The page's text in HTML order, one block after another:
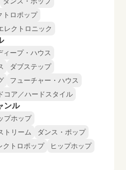
トロポップ
レクトロニック
ィープ・ハウス
ダブステップ
フューチャー・ハウス
コア／ハードスタイル
ンル
プホップ
トリーム
ダンス・ポップ
クトロポップ
ヒップホップ